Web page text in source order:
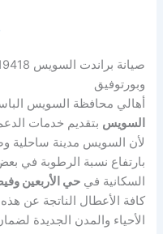
وبورتوفيق
أهالي محافظة السويس
السويس بتقديم خدمات
لأن السويس مدينة ساحلية
بارتفاع نسبة الرطوبة في
السكانية فيحي الأربعين
كافة الأعطال الناتجة عن
الأحياء والمدن الجديدة